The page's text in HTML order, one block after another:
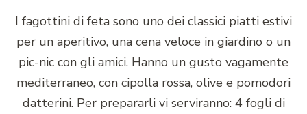
I fagottini di feta sono uno dei classici piatti estivi
per un aperitivo, una cena veloce in giardino o un
pic-nic con gli amici. Hanno un gusto vagamente
mediterraneo, con cipolla rossa, olive e pomodori
datterini. Per prepararli vi serviranno: 4 fogli di